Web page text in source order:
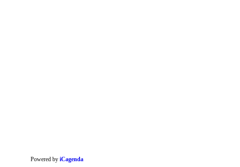
Powered by iCagenda